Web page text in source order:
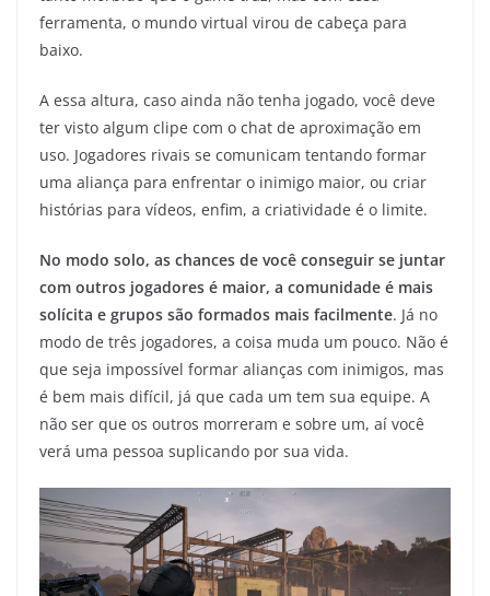
ferramenta, o mundo virtual virou de cabeça para
baixo.
A essa altura, caso ainda não tenha jogado, você deve
ter visto algum clipe com o chat de aproximação em
uso. Jogadores rivais se comunicam tentando formar
uma aliança para enfrentar o inimigo maior, ou criar
histórias para vídeos, enfim, a criatividade é o limite.
No modo solo, as chances de você conseguir se juntar
com outros jogadores é maior, a comunidade é mais
solícita e grupos são formados mais facilmente. Já no
modo de três jogadores, a coisa muda um pouco. Não é
que seja impossível formar alianças com inimigos, mas
é bem mais difícil, já que cada um tem sua equipe. A
não ser que os outros morreram e sobre um, aí você
verá uma pessoa suplicando por sua vida.